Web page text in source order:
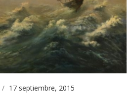
17 septiembre, 2015